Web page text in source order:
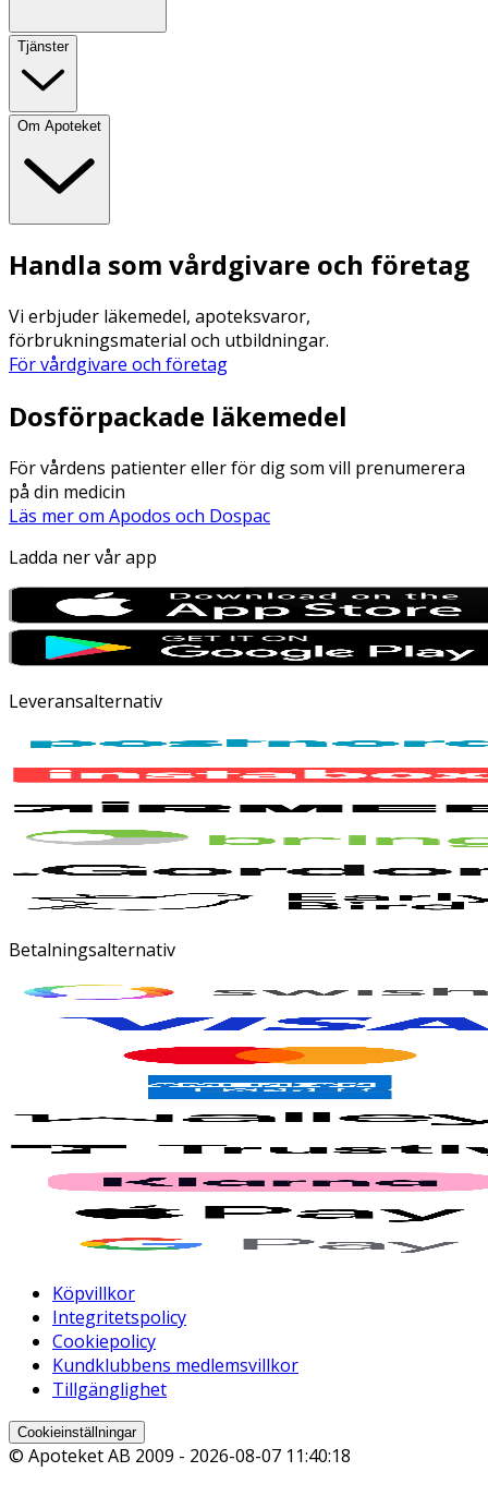
Tjänster
Om Apoteket
Handla som vårdgivare och företag
Vi erbjuder läkemedel, apoteksvaror,
förbrukningsmaterial och utbildningar.
För vårdgivare och företag
Dosförpackade läkemedel
För vårdens patienter eller för dig som vill prenumerera
på din medicin
Läs mer om Apodos och Dospac
Ladda ner vår app
Leveransalternativ
Betalningsalternativ
Köpvillkor
Integritetspolicy
Cookiepolicy
Kundklubbens medlemsvillkor
Tillgänglighet
Cookieinställningar
© Apoteket AB 2009 - 2026-08-07 11:40:18